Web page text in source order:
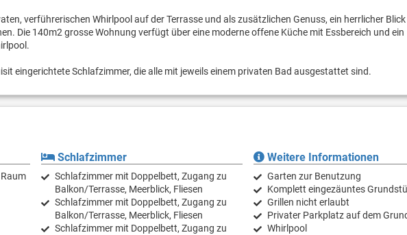
verführerischen Whirlpool auf der Terrasse und als zusätzlichen Genuss, ein herrlicher
Die 140m2 grosse Wohnung verfügt über eine moderne offene Küche mit Essbereich und ein
eingerichtete Schlafzimmer, die alle mit jeweils einem privaten Bad ausgestattet sind.
Schlafzimmer
Schlafzimmer mit Doppelbett, Zugang zu
Balkon/Terrasse, Meerblick, Fliesen
Schlafzimmer mit Doppelbett, Zugang zu
Balkon/Terrasse, Meerblick, Fliesen
Schlafzimmer mit Doppelbett, Zugang zu
Weitere Informationen
Garten zur Benutzung
Komplett eingezäuntes
Grillen nicht erlaubt
Privater Parkplatz auf dem
Whirlpool